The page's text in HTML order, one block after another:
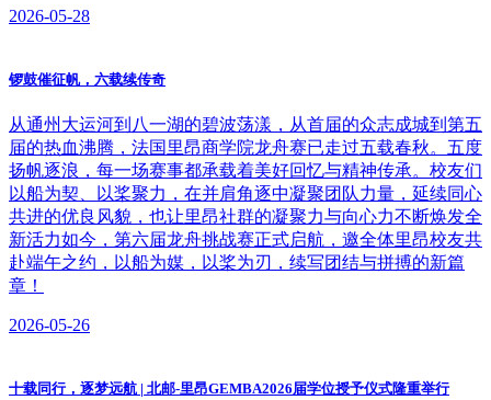
2026-05-28
锣鼓催征帆，六载续传奇
​从通州大运河到八一湖的碧波荡漾，从首届的众志成城到第五
届的热血沸腾，法国里昂商学院龙舟赛已走过五载春秋。五度
扬帆逐浪，每一场赛事都承载着美好回忆与精神传承。校友们
以船为契、以桨聚力，在并肩角逐中凝聚团队力量，延续同心
共进的优良风貌，也让里昂社群的凝聚力与向心力不断焕发全
新活力如今，第六届龙舟挑战赛正式启航，邀全体里昂校友共
赴端午之约，以船为媒，以桨为刃，续写团结与拼搏的新篇
章！
2026-05-26
十载同行，逐梦远航 | 北邮-里昂GEMBA2026届学位授予仪式隆重举行